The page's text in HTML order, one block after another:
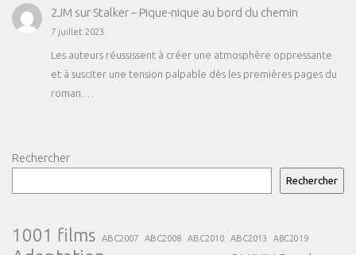
2JM sur Stalker – Pique-nique au bord du chemin
7 juillet 2023
Les auteurs réussissent à créer une atmosphère oppressante
et à susciter une tension palpable dès les premières pages du
roman.…
Rechercher
Rechercher
1001 films ABC2007 ABC2008 ABC2010 ABC2013 ABC2019